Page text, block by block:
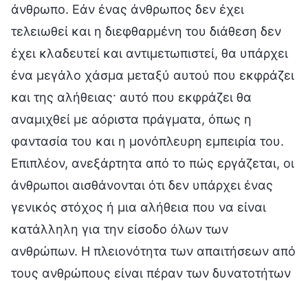
άνθρωπο. Εάν ένας άνθρωπος δεν έχει
τελειωθεί και η διεφθαρμένη του διάθεση δεν
έχει κλαδευτεί και αντιμετωπιστεί, θα υπάρχει
ένα μεγάλο χάσμα μεταξύ αυτού που εκφράζει
και της αλήθειας· αυτό που εκφράζει θα
αναμιχθεί με αόριστα πράγματα, όπως η
φαντασία του και η μονόπλευρη εμπειρία του.
Επιπλέον, ανεξάρτητα από το πώς εργάζεται, οι
άνθρωποι αισθάνονται ότι δεν υπάρχει ένας
γενικός στόχος ή μια αλήθεια που να είναι
κατάλληλη για την είσοδο όλων των
ανθρώπων. Η πλειονότητα των απαιτήσεων από
τους ανθρώπους είναι πέραν των δυνατοτήτων